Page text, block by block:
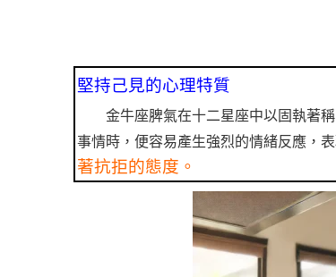
堅持己見的心理特質
金牛座脾氣在十二星座中以固執著
事情時，便容易產生強烈的情緒反應，
著抗拒的態度。